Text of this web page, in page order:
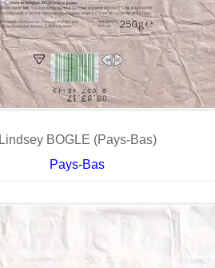
Lindsey BOGLE (Pays-Bas)
Pays-Bas